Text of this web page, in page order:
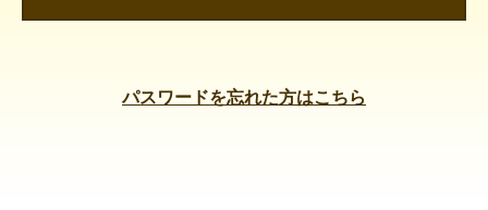
パスワードを忘れた方はこちら